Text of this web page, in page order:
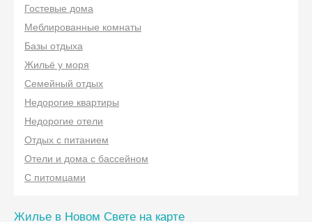
Гостевые дома
Меблированные комнаты
Базы отдыха
Жильё у моря
Семейный отдых
Недорогие квартиры
Недорогие отели
Отдых с питанием
Отели и дома с бассейном
С питомцами
Жилье в Новом Свете на карте